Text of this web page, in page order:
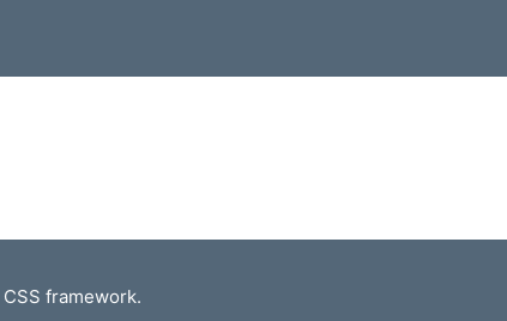
CSS framework.